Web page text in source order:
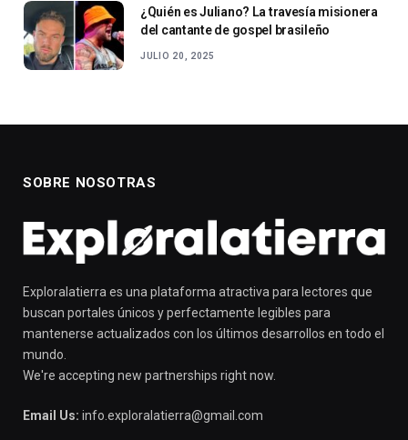
¿Quién es Juliano? La travesía misionera
del cantante de gospel brasileño
JULIO 20, 2025
SOBRE NOSOTRAS
Exploralatierra es una plataforma atractiva para lectores que
buscan portales únicos y perfectamente legibles para
mantenerse actualizados con los últimos desarrollos en todo el
mundo.
We're accepting new partnerships right now.
Email Us: info.exploralatierra@gmail.com